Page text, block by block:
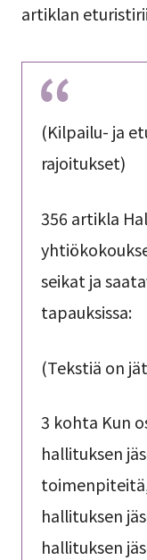
artiklan
(Kilpailu- ja
rajoitukset)
356 artikla
seikat ja
tapauksissa:
(Tekstiä on
3 kohta Kun
hallituksen
hallituksen
hallituksen